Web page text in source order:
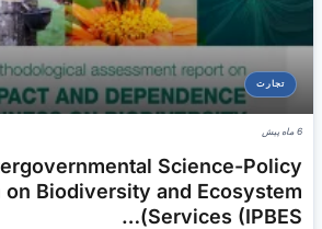
تجارت
6 ماه پیش
Science-Policy
on Biodiversity and Ecosystem
Services (IPBES)…